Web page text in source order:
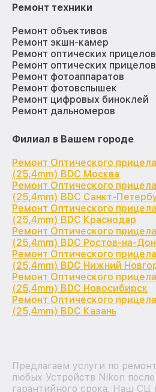
Ремонт техники
Ремонт объективов
Ремонт экшн-камер
Ремонт оптических прицелов
Ремонт оптических прицелов
Ремонт фотоаппаратов
Ремонт фотовспышек
Ремонт цифровых биноклей
Ремонт дальномеров
Филиал в Вашем городе
Ремонт Оптического
(25,4mm) BDC Москва
Ремонт Оптического
(25,4mm) BDC Санкт-
Ремонт Оптического
(25,4mm) BDC Краснодар
Ремонт Оптического
(25,4mm) BDC Ростов-на-
Ремонт Оптического
(25,4mm) BDC Нижний
Ремонт Оптического
(25,4mm) BDC Новосибирск
Ремонт Оптического
(25,4mm) BDC Казань
Предлагаем услуги по
любых Устройств Nikon
гарантийного срока. Наш СЦ